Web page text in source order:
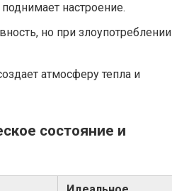
настроение.
но при злоупотреблении
атмосферу тепла и
состояние и